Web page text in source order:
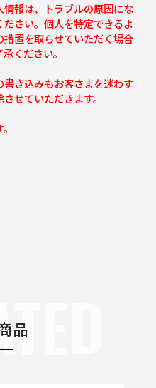
報は、トラブルの原因にな
さい。個人を特定できるよ
置を取らせていただく場合
ください。
き込みもお客さまを迷わす
せていただきます。
品